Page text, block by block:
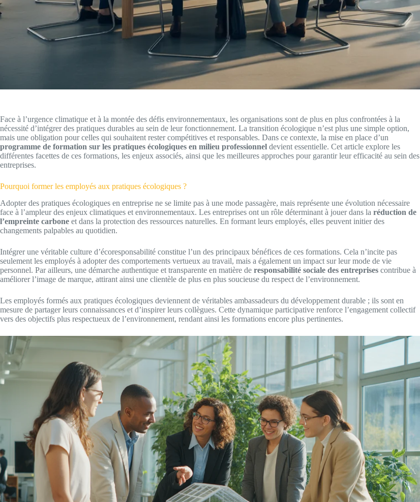
Face à l’urgence climatique et à la montée des défis environnementaux, les organisations sont de plus en plus confrontées à la
nécessité d’intégrer des pratiques durables au sein de leur fonctionnement. La transition écologique n’est plus une simple option,
mais une obligation pour celles qui souhaitent rester compétitives et responsables. Dans ce contexte, la mise en place d’un
programme de formation sur les pratiques écologiques en milieu professionnel devient essentielle. Cet article explore les
différentes facettes de ces formations, les enjeux associés, ainsi que les meilleures approches pour garantir leur efficacité au sein des
entreprises.
Pourquoi former les employés aux pratiques écologiques ?
Adopter des pratiques écologiques en entreprise ne se limite pas à une mode passagère, mais représente une évolution nécessaire
face à l’ampleur des enjeux climatiques et environnementaux. Les entreprises ont un rôle déterminant à jouer dans la réduction de
l’empreinte carbone et dans la protection des ressources naturelles. En formant leurs employés, elles peuvent initier des
changements palpables au quotidien.
Intégrer une véritable culture d’écoresponsabilité constitue l’un des principaux bénéfices de ces formations. Cela n’incite pas
seulement les employés à adopter des comportements vertueux au travail, mais a également un impact sur leur mode de vie
personnel. Par ailleurs, une démarche authentique et transparente en matière de responsabilité sociale des entreprises contribue à
améliorer l’image de marque, attirant ainsi une clientèle de plus en plus soucieuse du respect de l’environnement.
Les employés formés aux pratiques écologiques deviennent de véritables ambassadeurs du développement durable ; ils sont en
mesure de partager leurs connaissances et d’inspirer leurs collègues. Cette dynamique participative renforce l’engagement collectif
vers des objectifs plus respectueux de l’environnement, rendant ainsi les formations encore plus pertinentes.